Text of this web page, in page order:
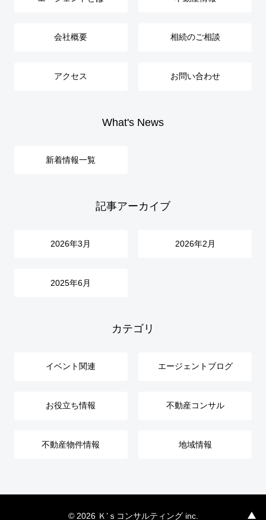
会社概要 相続のご相談
アクセス お問い合わせ
What's News
新着情報一覧
記事アーカイブ
2026年3月 2026年2月
2025年6月
カテゴリ
イベント関連 エージェントブログ
お役立ち情報 不動産コンサル
不動産物件情報 地域情報
© 2026 Ｋ’ｓコンサルティング inc.